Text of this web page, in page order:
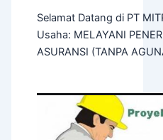
Selamat Datang di PT
Usaha: MELAYANI
ASURANSI (TANPA